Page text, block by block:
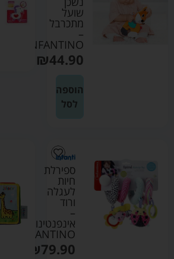
שועל
מתכרבל
–
INFANTINO
₪44.90
הוספה
לסל
ספירלת
חיות
לעגלה
ורוד
–
אינפנטינו
INFANTINO
₪79.90